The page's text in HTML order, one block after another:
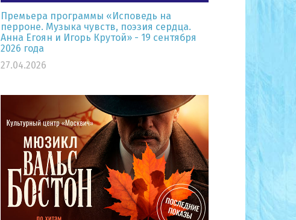
Премьера программы «Исповедь на
перроне. Музыка чувств, поэзия сердца.
Анна Егоян и Игорь Крутой» - 19 сентября
2026 года
27.04.2026